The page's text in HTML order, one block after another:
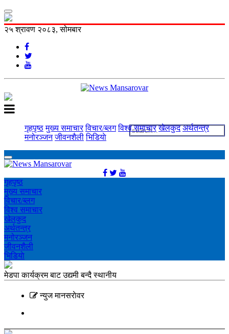
२५ श्रावण २०८३, सोमबार
गृहपृष्ठ मुख्य समाचार विचार/ब्लग विश्व समाचार खेलकुद अर्थतन्त्र
मनोरञ्‍जन जीवनशैली भिडियाे
गृहपृष्ठ
मुख्य समाचार
विचार/ब्लग
विश्व समाचार
खेलकुद
अर्थतन्त्र
मनोरञ्‍जन
जीवनशैली
भिडियाे
मेडपा कार्यक्रम बाट उद्यमी बन्दै स्थानीय
न्युज मानसराेवर